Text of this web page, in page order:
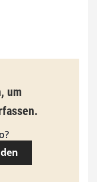
um